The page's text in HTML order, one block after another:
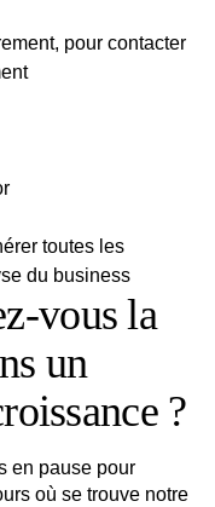
, pour contacter
toutes les
du business
vous la
un
?
en pause pour
où se trouve notre